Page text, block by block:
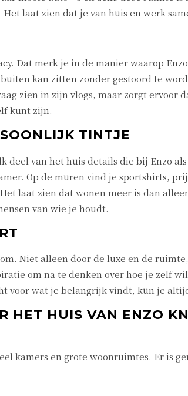
laat zien dat je van huis en werk
Dat merk je in de manier waarop
kan zitten zonder gestoord te
zien in zijn vlogs, maar zorgt
kunt zijn.
TINTJE
deel van het huis details die bij Enzo
Op de muren vind je sportshirts,
laat zien dat wonen meer is dan
van wie je houdt.
Niet alleen door de luxe en de
om na te denken over hoe je zelf
voor wat je belangrijk vindt, kun je
HET HUIS VAN ENZO
kamers en grote woonruimtes. Er is